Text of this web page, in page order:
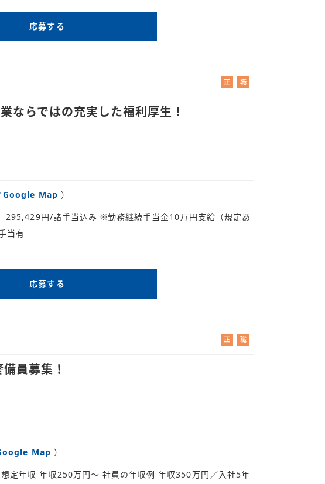
応募する
正
職
ならではの充実した福利厚生！
Google Map ）
円/諸手当込み ※勤務継続手当金10万円支給（規定あ
当有
応募する
正
職
員募集！
Map ）
定年収 年収250万円～ 社員の年収例 年収350万円／入社5年